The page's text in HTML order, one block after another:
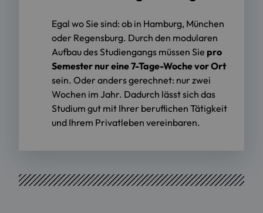
Egal wo Sie sind: ob in Hamburg, München
oder Regensburg. Durch den modularen
Aufbau des Studiengangs müssen Sie pro
Semester nur eine 7-Tage-Woche vor Ort
sein. Oder anders gerechnet: nur zwei
Wochen im Jahr. Dadurch lässt sich das
Studium gut mit Ihrer beruflichen Tätigkeit
und Ihrem Privatleben vereinbaren.